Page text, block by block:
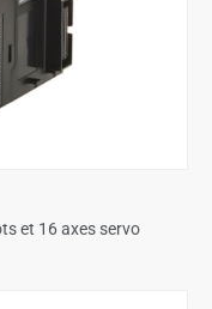
et 16 axes servo